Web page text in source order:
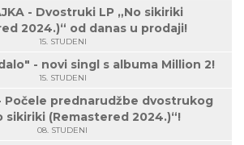
- Dvostruki LP „No sikiriki
2024.)“ od danas u prodaji!
15. STUDENI
- novi singl s albuma Million 2!
15. STUDENI
Počele prednarudžbe dvostrukog
sikiriki (Remastered 2024.)“!
08. STUDENI